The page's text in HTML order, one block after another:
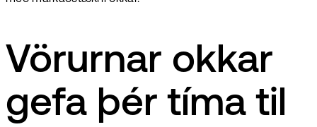
Vörurnar okkar
gefa þér tíma til